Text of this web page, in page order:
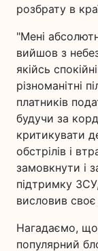
розбрату в
"Мені
вийшов з
якійсь
різноманітні
платників
будучи за
критикувати
обстрілів і
замовкнути і
підтримку
висловив
Нагадаємо, що
популярний